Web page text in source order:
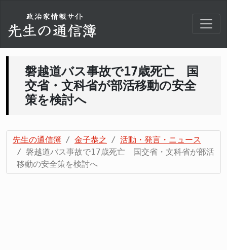
磐越道バス事故で17歳死亡 国
交省・文科省が部活移動の安全
策を検討へ
先生の通信簿 金子恭之
活動・発言・ニュース
磐越道バス事故で17歳死亡 国交省・文科省が部活
移動の安全策を検討へ